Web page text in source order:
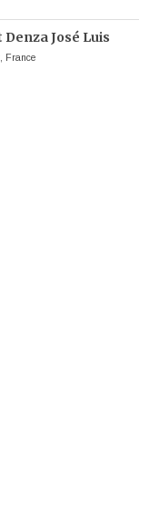
José Luis
France